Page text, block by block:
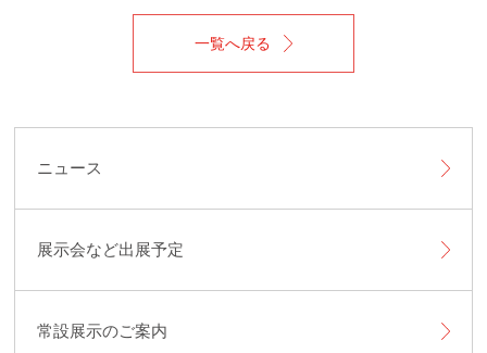
一覧へ戻る
ニュース
展示会など出展予定
常設展示のご案内